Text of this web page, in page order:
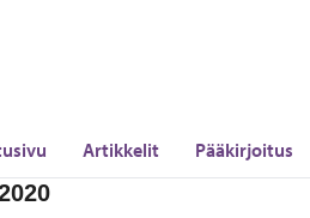
Artikkelit Pääkirjoitus